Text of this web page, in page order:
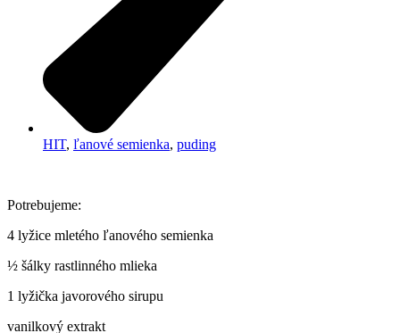
HIT, ľanové semienka, puding
Potrebujeme:
4 lyžice mletého ľanového semienka
½ šálky rastlinného mlieka
1 lyžička javorového sirupu
vanilkový extrakt